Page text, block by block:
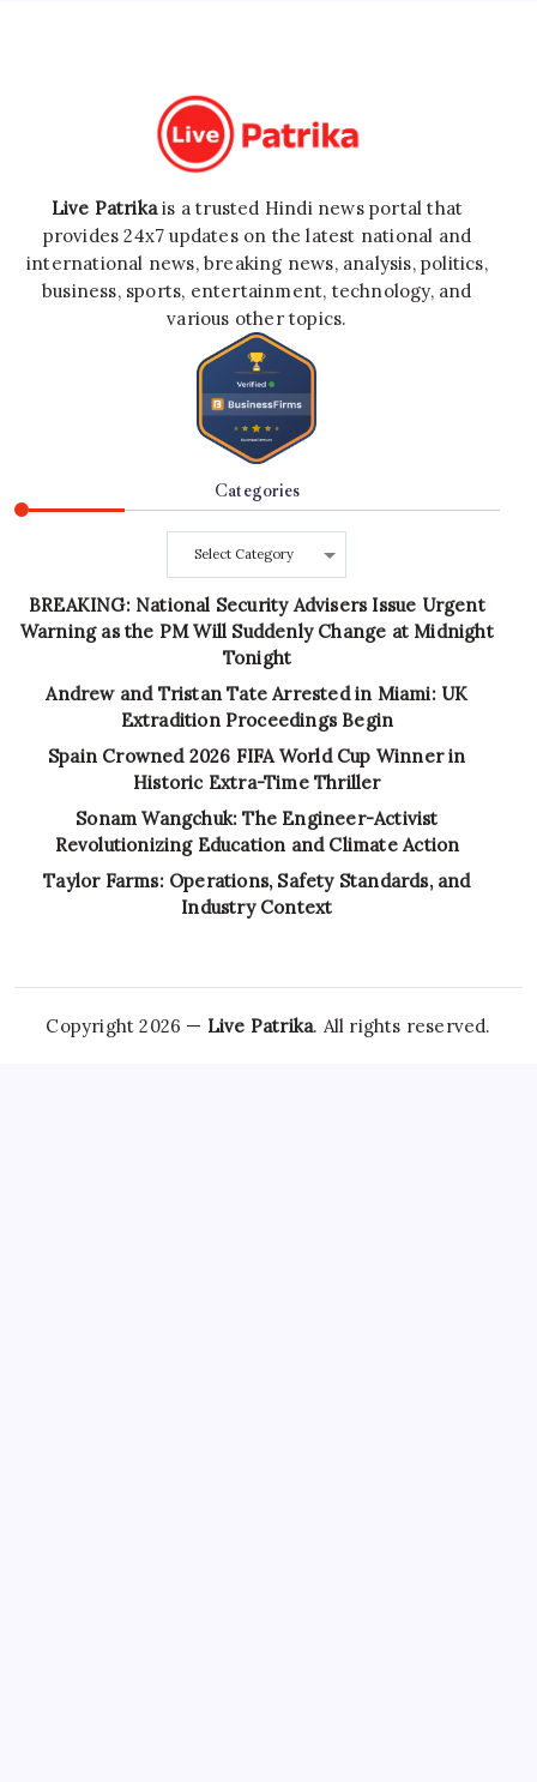
Live Patrikais a trusted Hindi news portal that
provides 24x7 updates on the latest national and
international news, breaking news, analysis, politics,
business, sports, entertainment, technology, and
various other topics.
Categories
Categories
BREAKING: National Security Advisers Issue Urgent
Warning as the PM Will Suddenly Change at Midnight
Tonight
Andrew and Tristan Tate Arrested in Miami: UK
Extradition Proceedings Begin
Spain Crowned 2026 FIFA World Cup Winner in
Historic Extra-Time Thriller
Sonam Wangchuk: The Engineer-Activist
Revolutionizing Education and Climate Action
Taylor Farms: Operations, Safety Standards, and
Industry Context
Copyright 2026 — Live Patrika. All rights reserved.